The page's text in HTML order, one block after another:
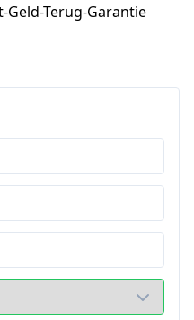
Geld-Terug-Garantie